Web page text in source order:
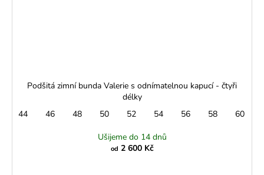
Podšitá zimní bunda Valerie s odnímatelnou kapucí - čtyři
délky
44
46 48 50 52 54 56 58 60
Ušijeme do 14 dnů
od 2 600 Kč